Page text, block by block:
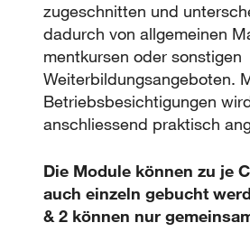
zugeschnitten und
dadurch von allgemeinen
mentkursen oder sonstigen
Weiterbildungsangeboten.
Betriebsbesichtigungen
anschliessend praktisch
Die Module können zu je
auch einzeln gebucht
& 2 können nur